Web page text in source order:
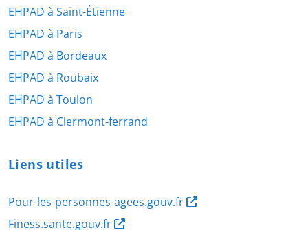
EHPAD à Saint-Étienne
EHPAD à Paris
EHPAD à Bordeaux
EHPAD à Roubaix
EHPAD à Toulon
EHPAD à Clermont-ferrand
Liens utiles
Pour-les-personnes-agees.gouv.fr
Finess.sante.gouv.fr